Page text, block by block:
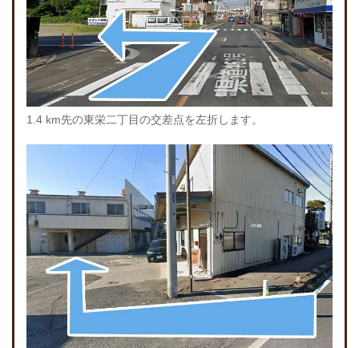
1.4 km先の東栄二丁目の交差点を左折します。